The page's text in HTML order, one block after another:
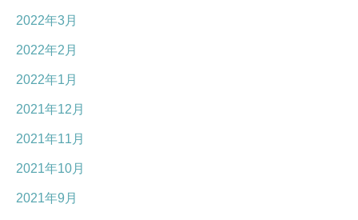
2022年3月
2022年2月
2022年1月
2021年12月
2021年11月
2021年10月
2021年9月